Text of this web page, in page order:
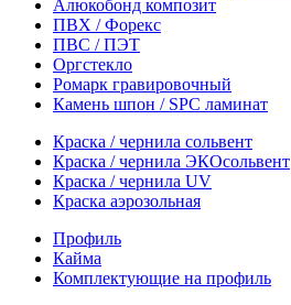
Алюкобонд композит
ПВХ / Форекс
ПВС / ПЭТ
Оргстекло
Ромарк гравировочный
Камень шпон / SPC ламинат
Краска / чернила сольвент
Краска / чернила ЭКОсольвент
Краска / чернила UV
Краска аэрозольная
Профиль
Кайма
Комплектующие на профиль